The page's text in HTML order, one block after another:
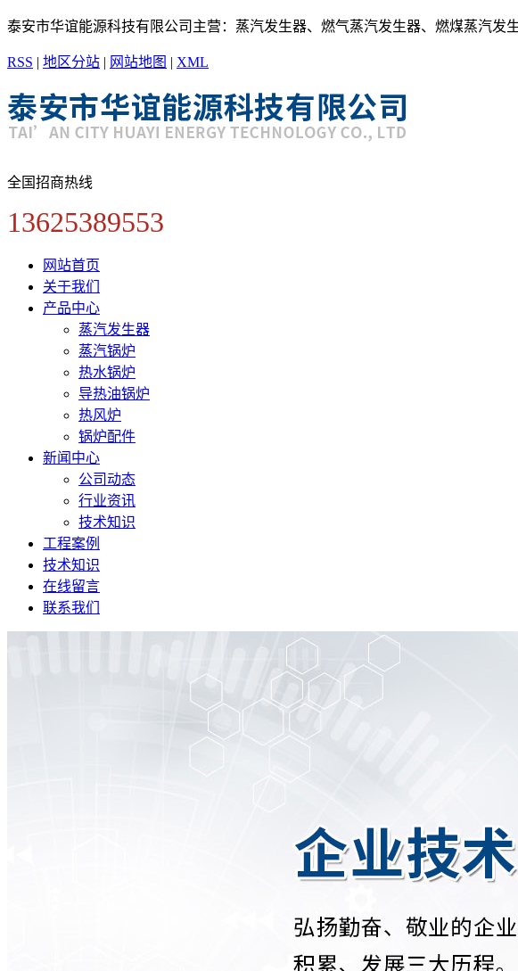
泰安市华谊能源科技有限公司主营：蒸汽发生器、燃气蒸汽发生器、燃煤蒸汽发
RSS | 地区分站 | 网站地图 | XML
全国招商热线
13625389553
网站首页
关于我们
产品中心
蒸汽发生器
蒸汽锅炉
热水锅炉
导热油锅炉
热风炉
锅炉配件
新闻中心
公司动态
行业资讯
技术知识
工程案例
技术知识
在线留言
联系我们